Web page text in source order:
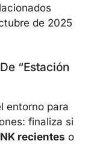
de 2025
“estación
entorno para
finaliza si
recientes o